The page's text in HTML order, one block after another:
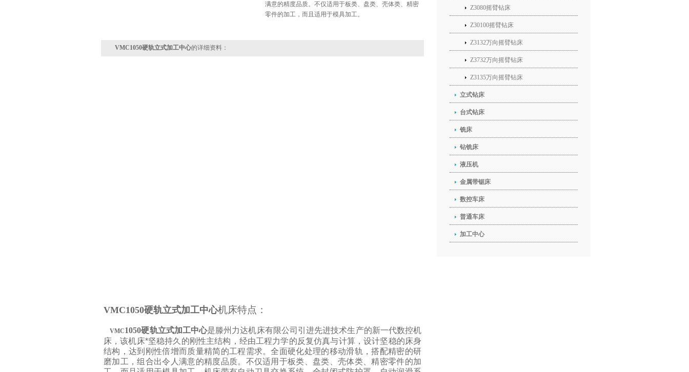
满意的精度品质。不仅适用于板类、盘类、壳体类、精密
零件的加工，而且适用于模具加工。
VMC1050硬轨立式加工中心的详细资料：
VMC1050硬轨立式加工中心机床特点：
VMC1050硬轨立式加工中心是滕州力达机床有限公司引进先进技术生产的新一代数控机
床，该机床*坚稳持久的刚性主结构，经由工程力学的反复仿真与计算，设计坚稳的床身
结构，达到刚性倍增而质量精简的工程需求。全面硬化处理的移动滑轨，搭配精密的研
磨加工，组合出令人满意的精度品质。不仅适用于板类、盘类、壳体类、精密零件的加
Z3080摇臂钻床
Z30100摇臂钻床
Z3132万向摇臂钻床
Z3732万向摇臂钻床
Z3135万向摇臂钻床
立式钻床
台式钻床
铣床
钻铣床
液压机
金属带锯床
数控车床
普通车床
加工中心